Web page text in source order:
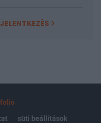
süti beállítások